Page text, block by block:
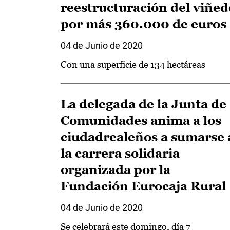
reestructuración del
por más 360.000 de euros
04 de Junio de 2020
Con una superficie de 134 hectáreas
La delegada de la Junta de
Comunidades anima a los
ciudadrealeños a sumarse
la carrera solidaria
organizada por la
Fundación Eurocaja Rural
04 de Junio de 2020
Se celebrará este domingo, día 7